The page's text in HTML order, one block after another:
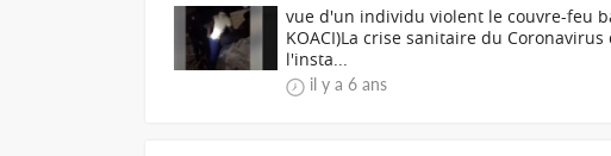
vue d'un individu violent le couvre-feu
KOACI)La crise sanitaire du
l'insta...
il y a 6 ans